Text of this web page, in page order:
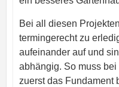
Bei all diesen
termingerecht zu
aufeinander auf und
abhängig. So muss
zuerst das Fundament